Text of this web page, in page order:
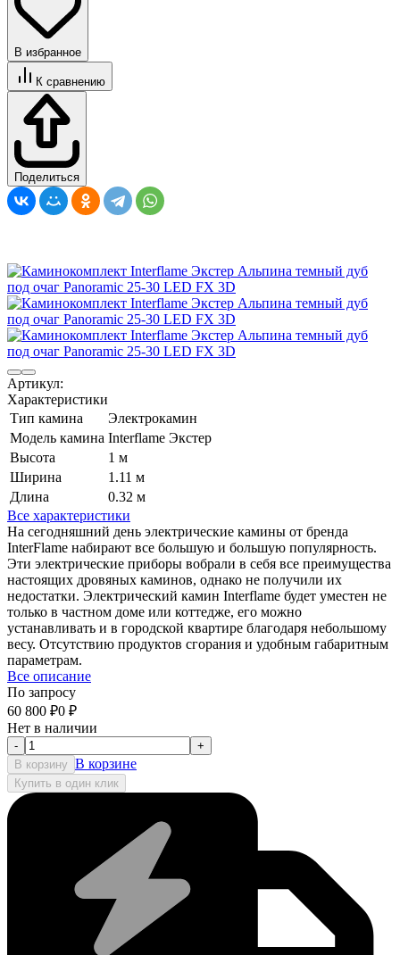
В избранное
К сравнению
Поделиться
Артикул:
Характеристики
Тип камина
Электрокамин
Модель камина Interflame Экстер
Высота
1 м
Ширина
1.11 м
Длина
0.32 м
Все характеристики
На сегодняшний день электрические камины от бренда
InterFlame набирают все большую и большую популярность.
Эти электрические приборы вобрали в себя все преимущества
настоящих дровяных каминов, однако не получили их
недостатки. Электрический камин Interflame будет уместен не
только в частном доме или коттедже, его можно
устанавливать и в городской квартире благодаря небольшому
весу. Отсутствию продуктов сгорания и удобным габаритным
параметрам.
Все описание
По запросу
60 800 ₽0 ₽
Нет в наличии
-
+
В корзину В корзине
Купить в один клик